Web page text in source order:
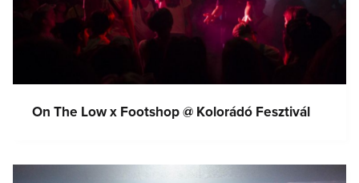
On The Low x Footshop @ Kolorádó Fesztivál